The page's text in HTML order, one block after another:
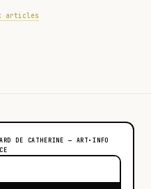
articles
DE CATHERINE — ART•INFO